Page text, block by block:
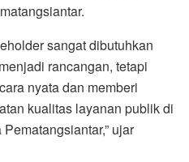
sangat dibutuhkan
rancangan, tetapi
nyata dan memberi
kualitas layanan publik di
ujar